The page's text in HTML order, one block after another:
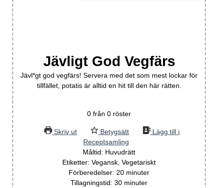
Jävligt God Vegfärs
Jävl*gt god vegfärs! Servera med det som mest lockar för
tillfället, potatis är alltid en hit till den här rätten.
0 från 0 röster
Skriv ut Betygsätt
Lägg till i
Receptsamling
Måltid: Huvudrätt
Etiketter: Vegansk, Vegetariskt
Förberedelser: 20 minuter
Tillagningstid: 30 minuter